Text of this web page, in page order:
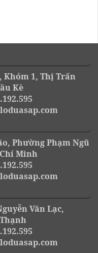
Khóm 1, Thị Trấn
Kè
Phường Phạm Ngũ
Minh
Văn Lạc,